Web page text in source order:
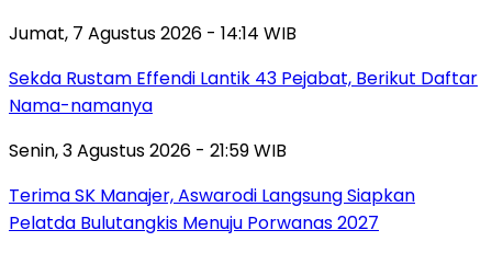
Jumat, 7 Agustus 2026 - 14:14 WIB
Sekda Rustam Effendi Lantik 43 Pejabat, Berikut Daftar
Nama-namanya
Senin, 3 Agustus 2026 - 21:59 WIB
Terima SK Manajer, Aswarodi Langsung Siapkan
Pelatda Bulutangkis Menuju Porwanas 2027